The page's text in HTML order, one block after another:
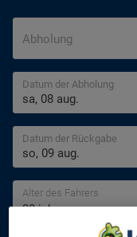
Abholung
Datum der Abholung
Datum der Rückgabe
Alter des Fahrers
30 jahre